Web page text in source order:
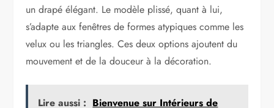
un drapé élégant. Le modèle plissé, quant à lui,
s’adapte aux fenêtres de formes atypiques comme les
velux ou les triangles. Ces deux options ajoutent du
mouvement et de la douceur à la décoration.
Lire aussi : Bienvenue sur Intérieurs de